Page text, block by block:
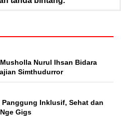
Nurul Ihsan Bidara
Simthudurror
Inklusif, Sehat dan
Gigs